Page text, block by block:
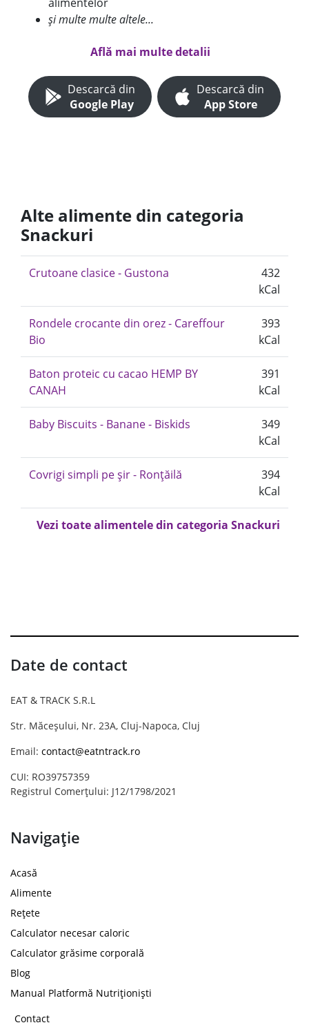
și multe multe altele...
Află mai multe detalii
Descarcă din
Google Play
Descarcă din
App Store
Alte alimente din categoria
Snackuri
Crutoane clasice - Gustona
432
kCal
Rondele crocante din orez - Careffour
Bio
393
kCal
Baton proteic cu cacao HEMP BY
CANAH
391
kCal
Baby Biscuits - Banane - Biskids
349
kCal
Covrigi simpli pe șir - Ronțăilă
394
kCal
Vezi toate alimentele din categoria Snackuri
Date de contact
EAT & TRACK S.R.L
Str. Măceșului, Nr. 23A, Cluj-Napoca, Cluj
Email: contact@eatntrack.ro
CUI: RO39757359
Registrul Comerțului: J12/1798/2021
Navigație
Acasă
Alimente
Rețete
Calculator necesar caloric
Calculator grăsime corporală
Blog
Manual Platformă Nutriționiști
Contact